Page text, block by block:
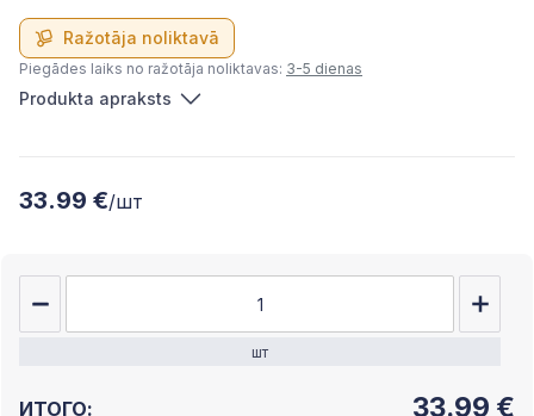
Ražotāja noliktavā
Piegādes laiks no ražotāja noliktavas: 3-5 dienas
Produkta apraksts
33.99 €/шт
шт
ИТОГО: 33.99 €